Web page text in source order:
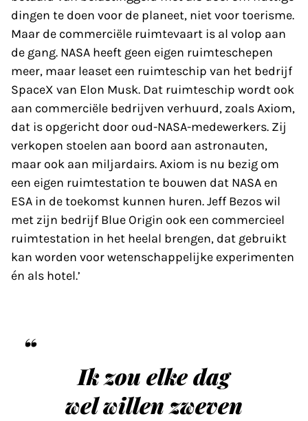
dingen te doen voor de planeet, niet voor toerisme.
Maar de commer­ciële ruimtevaart is al volop aan
de gang. NASA heeft geen eigen ruimteschepen
meer, maar leaset een ruimteschip van het bedrijf
SpaceX van Elon Musk. Dat ruimteschip wordt ook
aan commerciële bedrijven verhuurd, zoals Axiom,
dat is opgericht door oud-NASA-medewerkers. Zij
verkopen stoelen aan boord aan astronauten,
maar ook aan miljardairs. Axiom is nu bezig om
een eigen ruimte­station te bouwen dat NASA en
ESA in de toekomst kunnen huren. Jeff Bezos wil
met zijn bedrijf Blue Origin ook een commercieel
ruimtestation in het heelal brengen, dat gebruikt
kan worden voor wetenschappelijke experimenten
én als hotel.’
Ik zou elke dag
wel willen zweven